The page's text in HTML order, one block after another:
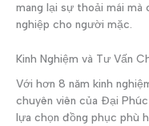
mang lại sự thoải mái mà
nghiệp cho người mặc.
Kinh Nghiệm và Tư Vấn
Với hơn 8 năm kinh
chuyên viên của Đại
lựa chọn đồng phục phù